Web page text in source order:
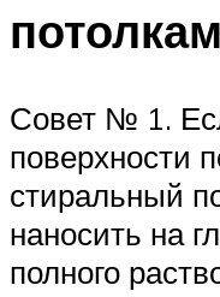
Совет № 1.
поверхности
стиральный
наносить на
полного